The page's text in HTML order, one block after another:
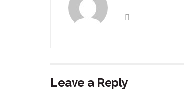
Leave a Reply